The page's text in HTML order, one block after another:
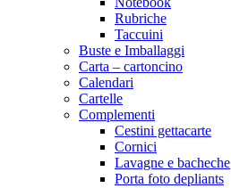
Rubriche
Taccuini
Buste e Imballaggi
Carta – cartoncino
Calendari
Cartelle
Complementi
Cestini gettacarte
Cornici
Lavagne e bacheche
Porta foto depliants